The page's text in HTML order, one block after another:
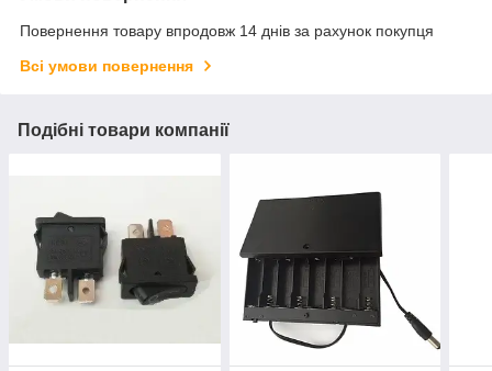
Повернення товару впродовж 14 днів за рахунок покупця
Всі умови повернення
Подібні товари компанії